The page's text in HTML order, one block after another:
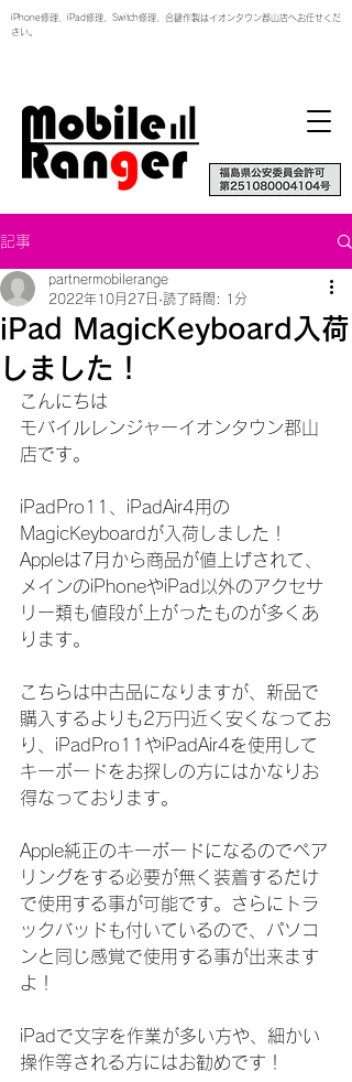
iPhone修理、iPad修理、Switch修理、合鍵作製はイオンタウン郡山店へお任せくだ
さい。
記事
iPad MagicKeyboard入荷
しました！
partnermobilerange
2022年10月27日 読了時間: 1分
こんにちは
モバイルレンジャーイオンタウン郡山
店です。
iPadPro11、iPadAir4用の
MagicKeyboardが入荷しました！
Appleは7月から商品が値上げされて、
メインのiPhoneやiPad以外のアクセサ
リー類も値段が上がったものが多くあ
ります。
こちらは中古品になりますが、新品で
購入するよりも2万円近く安くなってお
り、iPadPro11やiPadAir4を使用して
キーボードをお探しの方にはかなりお
得なっております。
Apple純正のキーボードになるのでペア
リングをする必要が無く装着するだけ
で使用する事が可能です。さらにトラ
ックバッドも付いているので、パソコ
ンと同じ感覚で使用する事が出来ます
よ！
iPadで文字を作業が多い方や、細かい
操作等される方にはお勧めです！